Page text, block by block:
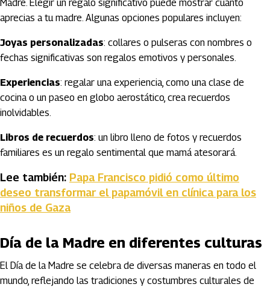
Madre. Elegir un regalo significativo puede mostrar cuánto
aprecias a tu madre. Algunas opciones populares incluyen:
Joyas personalizadas: collares o pulseras con nombres o
fechas significativas son regalos emotivos y personales.
Experiencias: regalar una experiencia, como una clase de
cocina o un paseo en globo aerostático, crea recuerdos
inolvidables.
Libros de recuerdos: un libro lleno de fotos y recuerdos
familiares es un regalo sentimental que mamá atesorará.
Lee también: Papa Francisco pidió como último
deseo transformar el papamóvil en clínica para los
niños de Gaza
Día de la Madre en diferentes culturas
El Día de la Madre se celebra de diversas maneras en todo el
mundo, reflejando las tradiciones y costumbres culturales de